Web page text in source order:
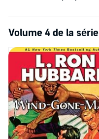
Volume 4 de la série